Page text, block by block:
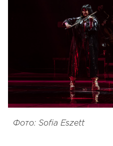
Фото: Sofia Eszett